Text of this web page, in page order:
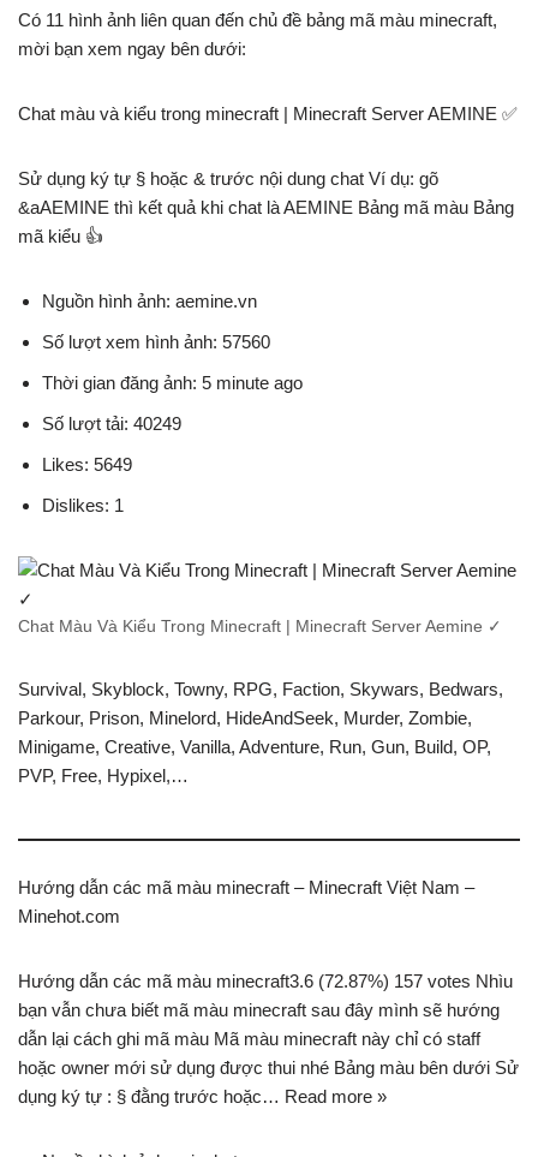
Có 11 hình ảnh liên quan đến chủ đề bảng mã màu minecraft,
mời bạn xem ngay bên dưới:
Chat màu và kiểu trong minecraft | Minecraft Server AEMINE ✅
Sử dụng ký tự § hoặc & trước nội dung chat Ví dụ: gõ
&aAEMINE thì kết quả khi chat là AEMINE Bảng mã màu Bảng
mã kiểu 👍
Nguồn hình ảnh: aemine.vn
Số lượt xem hình ảnh: 57560
Thời gian đăng ảnh: 5 minute ago
Số lượt tải: 40249
Likes: 5649
Dislikes: 1
Chat Màu Và Kiểu Trong Minecraft | Minecraft Server Aemine ✓
Survival, Skyblock, Towny, RPG, Faction, Skywars, Bedwars,
Parkour, Prison, Minelord, HideAndSeek, Murder, Zombie,
Minigame, Creative, Vanilla, Adventure, Run, Gun, Build, OP,
PVP, Free, Hypixel,…
Hướng dẫn các mã màu minecraft – Minecraft Việt Nam –
Minehot.com
Hướng dẫn các mã màu minecraft3.6 (72.87%) 157 votes Nhìu
bạn vẫn chưa biết mã màu minecraft sau đây mình sẽ hướng
dẫn lại cách ghi mã màu Mã màu minecraft này chỉ có staff
hoặc owner mới sử dụng được thui nhé Bảng màu bên dưới Sử
dụng ký tự : § đằng trước hoặc… Read more »